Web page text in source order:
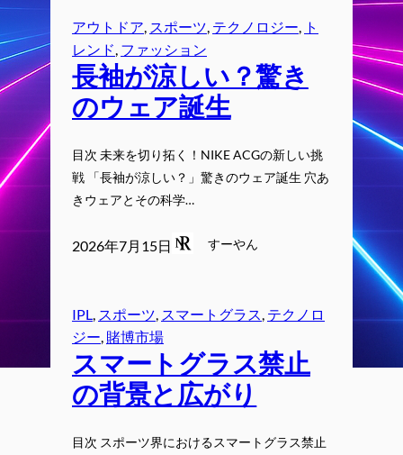
アウトドア スポーツ テクノロジー
ト
レンド ファッション
長袖が涼しい？驚き
のウェア誕生
目次 未来を切り拓く！NIKE ACGの新しい挑
戦 「長袖が涼しい？」驚きのウェア誕生 穴あ
きウェアとその科学…
2026年7月15日 すーやん
IPL スポーツ スマートグラス テクノロ
ジー 賭博市場
スマートグラス禁止
の背景と広がり
目次 スポーツ界におけるスマートグラス禁止